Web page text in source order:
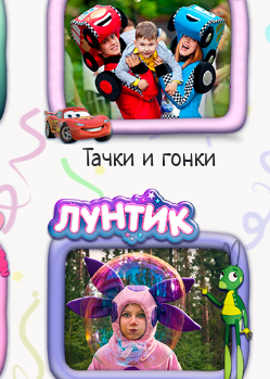
Тачки и гонки